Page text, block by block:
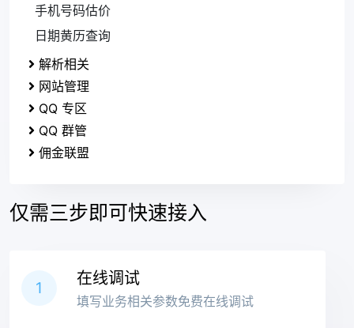
手机号码估价
日期黄历查询
解析相关
网站管理
QQ 专区
QQ 群管
佣金联盟
仅需三步即可快速接入
1
在线调试
填写业务相关参数免费在线调试